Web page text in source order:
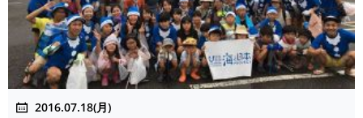
2016.07.18(月)